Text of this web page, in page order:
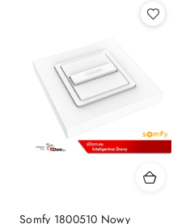
Somfy 1800510 Nowy